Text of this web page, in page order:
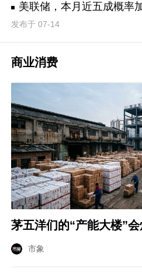
美联储，本月近五成概率
发布于 07-14
商业消费
茅五洋们的“产能大楼”会
市象